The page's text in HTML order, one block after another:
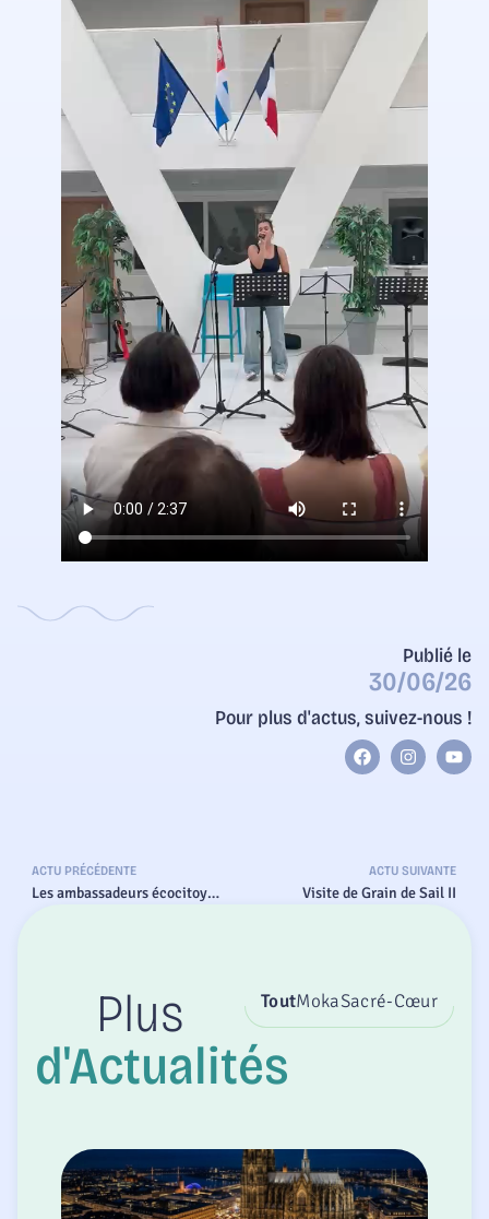
Publié le
30/06/26
Pour plus d'actus, suivez-nous !
ACTU PRÉCÉDENTE
Les ambassadeurs écocitoyens du niveau 6ème sensibilisés aux déchets par l’association Nautisurf
ACTU SUIVANTE
Visite de Grain de Sail II
Plus
d'Actualités
MokaSacré-Cœur
Tout